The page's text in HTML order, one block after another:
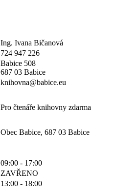
Ing. Ivana Bičanová
724 947 226
Babice 508
687 03 Babice
knihovna@babice.eu
Pro čtenáře knihovny zdarma
Obec Babice, 687 03 Babice
09:00 - 17:00
ZAVŘENO
13:00 - 18:00